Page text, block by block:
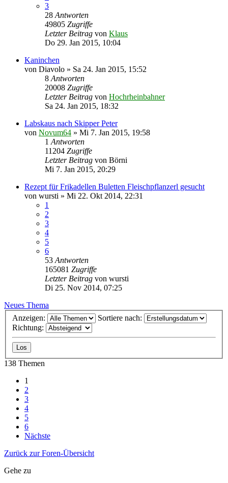
3
28 Antworten
49805 Zugriffe
Letzter Beitrag von Klaus
Do 29. Jan 2015, 10:04
Kaninchen
von Diavolo » Sa 24. Jan 2015, 15:52
8 Antworten
20008 Zugriffe
Letzter Beitrag von Hochrheinbahner
Sa 24. Jan 2015, 18:32
Labskaus nach Skipper Peter
von Novum64 » Mi 7. Jan 2015, 19:58
1 Antworten
11204 Zugriffe
Letzter Beitrag von Börni
Mi 7. Jan 2015, 20:29
Rezept für Frikadellen Buletten Fleischpflanzerl gesucht
von wursti » Mi 22. Okt 2014, 22:31
1
2
3
4
5
6
53 Antworten
165081 Zugriffe
Letzter Beitrag von wursti
Di 25. Nov 2014, 07:25
Neues Thema
Anzeigen:
Sortiere nach:
Richtung:
138 Themen
1
2
3
4
5
6
Nächste
Zurück zur Foren-Übersicht
Gehe zu